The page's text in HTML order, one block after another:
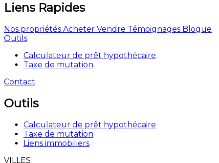
Liens Rapides
Nos propriétés Acheter Vendre Témoignages Blogue
Outils
Calculateur de prêt hypothécaire
Taxe de mutation
Contact
Outils
Calculateur de prêt hypothécaire
Taxe de mutation
Liens immobiliers
VILLES